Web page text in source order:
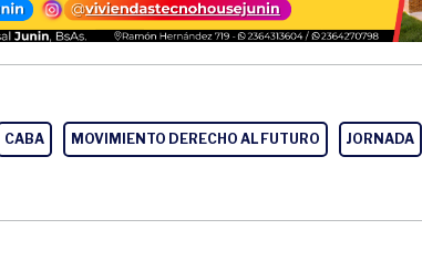
CABA MOVIMIENTO DERECHO AL FUTURO JORNADA